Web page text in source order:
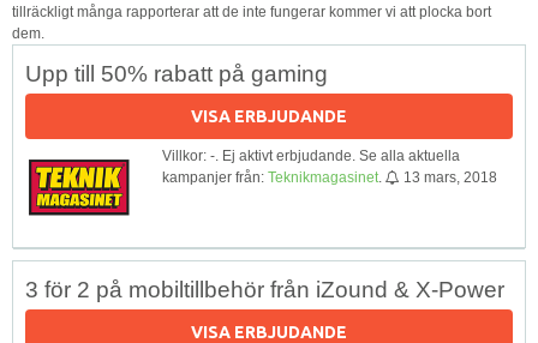
tillräckligt många rapporterar att de inte fungerar kommer vi att plocka bort
dem.
Upp till 50% rabatt på gaming
VISA ERBJUDANDE
Villkor: -. Ej aktivt erbjudande. Se alla aktuella
kampanjer från: Teknikmagasinet 13 mars, 2018
3 för 2 på mobiltillbehör från iZound & X-Power
VISA ERBJUDANDE